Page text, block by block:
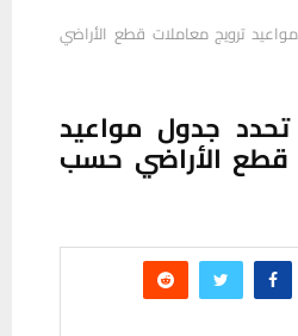
ترويج معاملات قطع الأراضي
تحدد جدول مواعيد
قطع الأراضي حسب